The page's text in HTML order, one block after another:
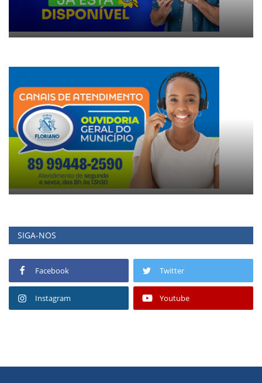
SIGA-NOS
Facebook Twitter
Instagram Youtube